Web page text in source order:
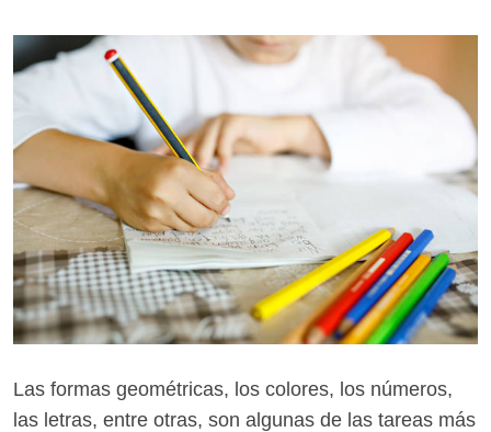
Las formas geométricas, los colores, los números,
las letras, entre otras, son algunas de las tareas más